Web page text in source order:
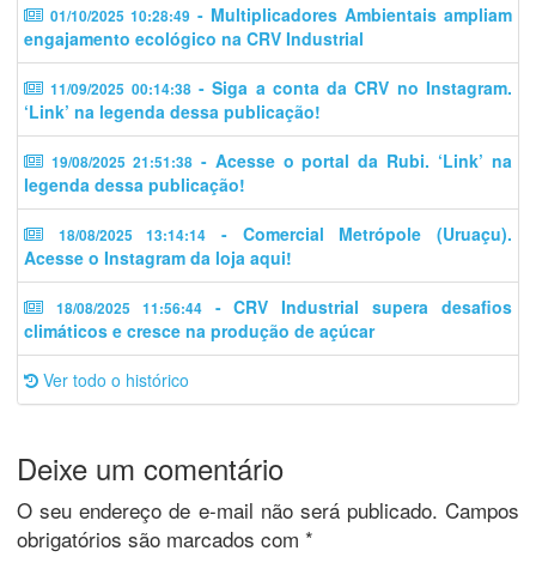
01/10/2025 10:28:49 - Multiplicadores Ambientais ampliam
engajamento ecológico na CRV Industrial
11/09/2025 00:14:38- Siga a conta da CRV no Instagram.
‘Link’ na legenda dessa publicação!
19/08/2025 21:51:38- Acesse o portal da Rubi. ‘Link’ na
legenda dessa publicação!
18/08/2025 13:14:14
- Comercial Metrópole (Uruaçu).
Acesse o Instagram da loja aqui!
18/08/2025 11:56:44- CRV Industrial supera desafios
climáticos e cresce na produção de açúcar
Ver todo o histórico
Deixe um comentário
O seu endereço de e-mail não será publicado. Campos
obrigatórios são marcados com *